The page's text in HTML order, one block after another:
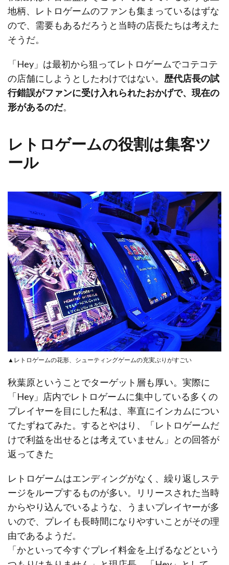
地柄、レトロゲームのファンも集まっているはずな
ので、需要もあるだろうと当時の店長たちは考えた
そうだ。
「Hey」は最初から狙ってレトロゲームでコテコテ
の店舗にしようとしたわけではない。 歴代店長の試
行錯誤がファンに受け入れられたおかげで、現在の
形があるのだ。
レトロゲームの役割は集客ツ
ール
▲レトロゲームの花形、シューティングゲームの充実ぶりがすごい
秋葉原ということでターゲット層も厚い。実際に
「Hey」店内でレトロゲームに集中している多くの
プレイヤーを目にした私は、率直にインカムについ
てたずねてみた。するとやはり、「レトロゲームだ
けで利益を出せるとは考えていません」との回答が
返ってきた
レトロゲームはエンディングがなく、繰り返しステ
ージをループするものが多い。リリースされた当時
からやり込んでいるような、うまいプレイヤーが多
いので、プレイも長時間になりやすいことがその理
由であるようだ。
「かといって今すぐプレイ料金を上げるなどという